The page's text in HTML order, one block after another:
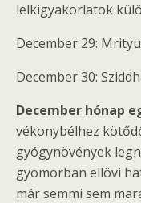
lelkigyakorlatok
December 29:
December 30:
December hónap
vékonybélhez
gyógynövények
gyomorban ellövi
már semmi sem